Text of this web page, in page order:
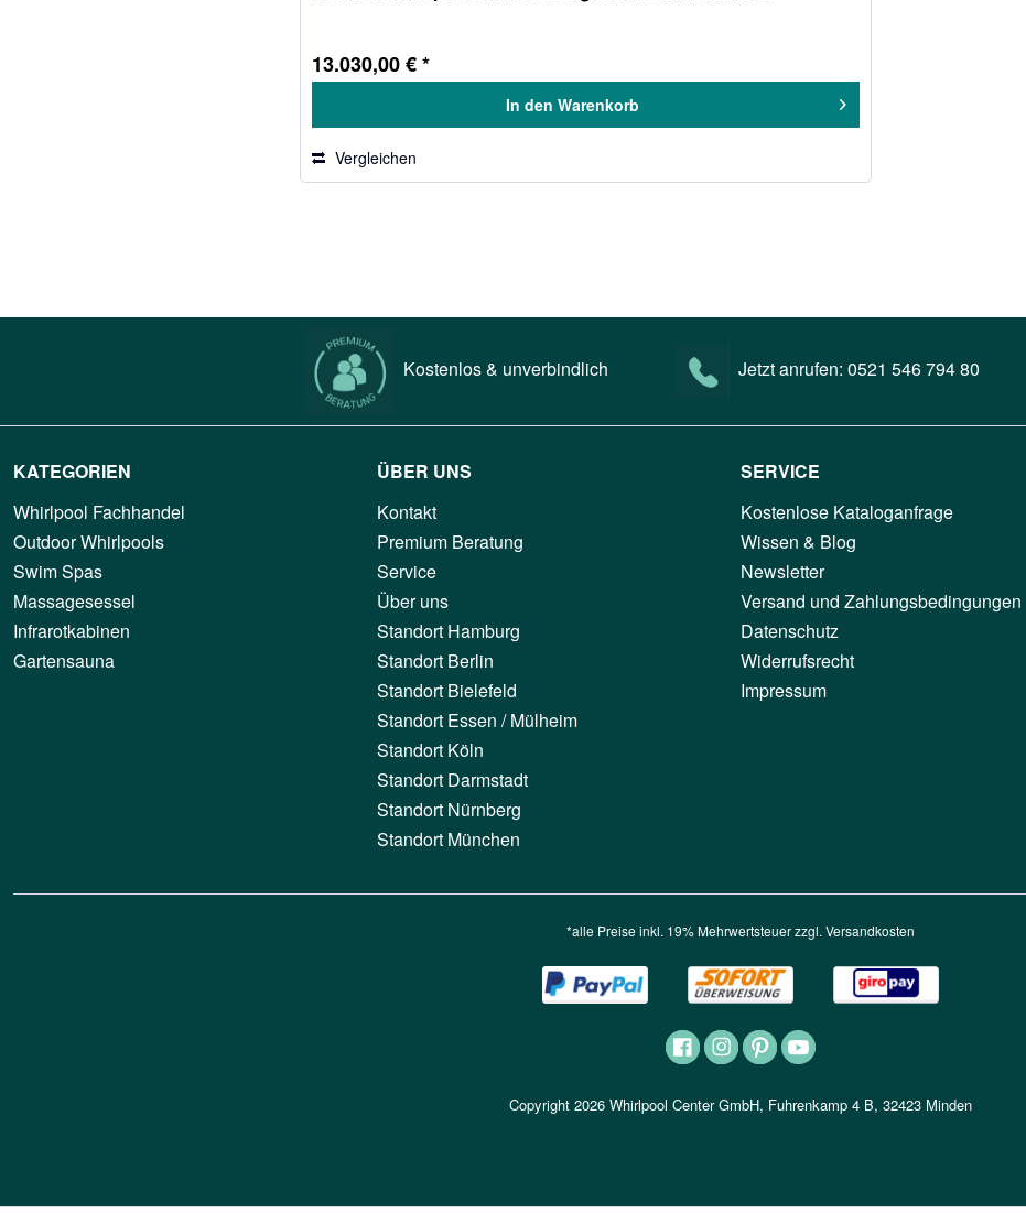
13.030,00 € *
In den Warenkorb
Vergleichen
Kostenlos & unverbindlich Jetzt anrufen: 0521 546 794 80
KATEGORIEN
Whirlpool Fachhandel
Outdoor Whirlpools
Swim Spas
Massagesessel
Infrarotkabinen
Gartensauna
ÜBER UNS
Kontakt
Premium Beratung
Service
Über uns
Standort Hamburg
Standort Berlin
Standort Bielefeld
Standort Essen / Mülheim
Standort Köln
Standort Darmstadt
Standort Nürnberg
Standort München
SERVICE
Kostenlose Kataloganfrage
Wissen & Blog
Newsletter
Versand und Zahlungsbedingungen
Datenschutz
Widerrufsrecht
Impressum
*alle Preise inkl. 19% Mehrwertsteuer zzgl. Versandkosten
Copyright 2026 Whirlpool Center GmbH, Fuhrenkamp 4 B, 32423 Minden